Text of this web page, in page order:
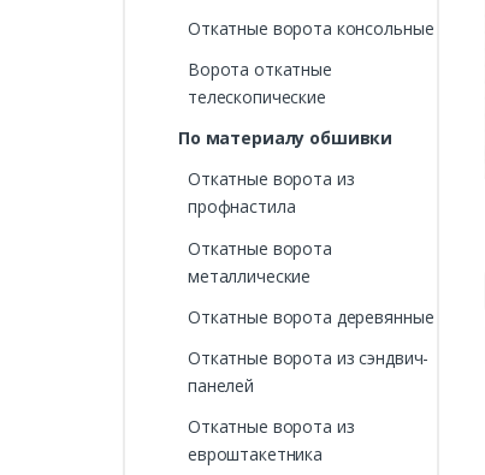
Откатные ворота консольные
Ворота откатные
телескопические
По материалу обшивки
Откатные ворота из
профнастила
Откатные ворота
металлические
Откатные ворота деревянные
Откатные ворота из сэндвич-
панелей
Откатные ворота из
евроштакетника